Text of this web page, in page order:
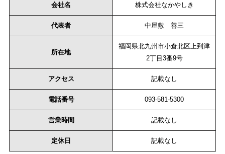
会社名 株式会社なかやしき
代表者 中屋敷 善三
所在地
福岡県北九州市小倉北区上到津
2丁目3番9号
アクセス 記載なし
電話番号 093-581-5300
営業時間 記載なし
定休日 記載なし